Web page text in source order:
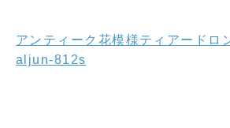
アンティーク花模様ティアードロ
aljun-812s